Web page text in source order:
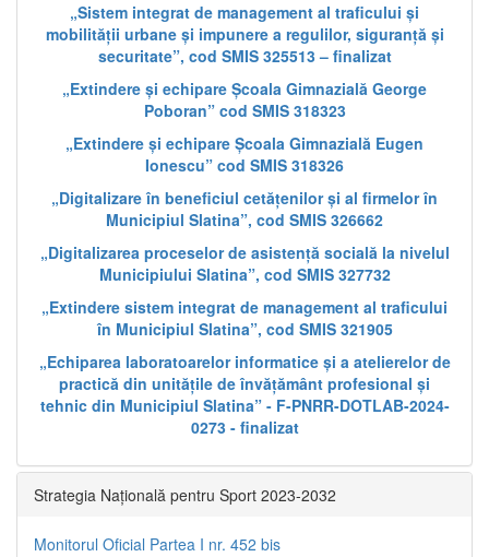
„Sistem integrat de management al traficului și
mobilității urbane și impunere a regulilor, siguranță și
securitate”, cod SMIS 325513 – finalizat
„Extindere și echipare Școala Gimnazială George
Poboran” cod SMIS 318323
„Extindere și echipare Școala Gimnazială Eugen
Ionescu” cod SMIS 318326
„Digitalizare în beneficiul cetățenilor și al firmelor în
Municipiul Slatina”, cod SMIS 326662
„Digitalizarea proceselor de asistență socială la nivelul
Municipiului Slatina”, cod SMIS 327732
„Extindere sistem integrat de management al traficului
în Municipiul Slatina”, cod SMIS 321905
„Echiparea laboratoarelor informatice și a atelierelor de
practică din unitățile de învățământ profesional și
tehnic din Municipiul Slatina” - F-PNRR-DOTLAB-2024-
0273 - finalizat
Strategia Națională pentru Sport 2023-2032
Monitorul Oficial Partea I nr. 452 bis